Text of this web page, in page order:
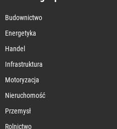
Budownictwo
Energetyka
Handel
Infrastruktura
Motoryzacja
Nieruchomość
Przemysł
Rolnictwo